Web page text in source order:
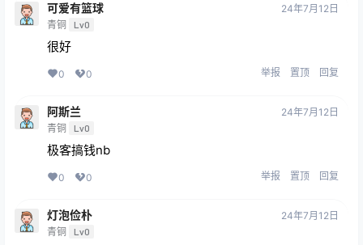
可爱有篮球
青铜 Lv0
24年7月12日
很好
0 0 举报 置顶 回复
阿斯兰
青铜 Lv0
24年7月12日
极客搞钱nb
0 0 举报 置顶 回复
灯泡俭朴
青铜 Lv0
24年7月12日